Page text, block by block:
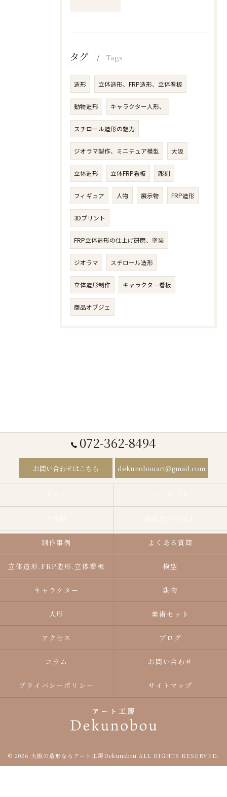
タグ Tags
造形 立体造形、FRP造形、立体看板
動物造形 キャラクター人形、
スチロール造形の魅力
ジオラマ製作、ミニチュア模型 大阪
立体造形 立体FRP看板 彫刻
フィギュア 人物​ 展示物 FRP造形
3Dプリント
FRP立体造形の仕上げ研磨、塗装
ジオラマ スチロール造形
立体造形制作 キャラクター看板
商品オブジェ
072-362-8494
お問い合わせはこちら dekunobouart@gmail.com
制作事例 よくある質問
立体造形.FRP造形.立体看板 模型
キャラクター 動物
人形 美術セット
アクセス ブログ
コラム お問い合わせ
プライバシーポリシー サイトマップ
© 2026 大阪の造形ならアート工房Dekunobou ALL RIGHTS RESERVED.